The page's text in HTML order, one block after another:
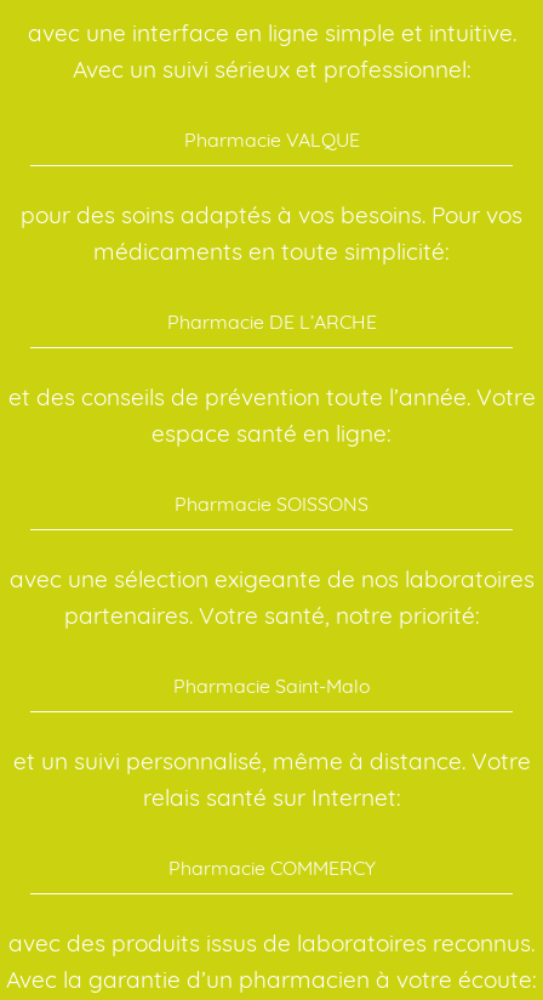
avec une interface en ligne simple et intuitive.
Avec un suivi sérieux et professionnel:
Pharmacie VALQUE
pour des soins adaptés à vos besoins. Pour vos
médicaments en toute simplicité:
Pharmacie DE L’ARCHE
et des conseils de prévention toute l’année. Votre
espace santé en ligne:
Pharmacie SOISSONS
avec une sélection exigeante de nos laboratoires
partenaires. Votre santé, notre priorité:
Pharmacie Saint-Malo
et un suivi personnalisé, même à distance. Votre
relais santé sur Internet:
Pharmacie COMMERCY
avec des produits issus de laboratoires reconnus.
Avec la garantie d’un pharmacien à votre écoute: